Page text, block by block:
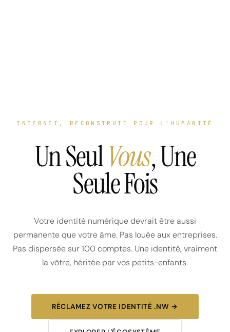
INTERNET, RECONSTRUIT POUR L'HUMANITÉ
Un SeulVous, Une
Seule Fois
Votre identité numérique devrait être aussi
permanente que votre âme. Pas louée aux entreprises.
Pas dispersée sur 100 comptes. Une identité, vraiment
la vôtre, héritée par vos petits-enfants.
RÉCLAMEZ VOTRE IDENTITÉ .NW →